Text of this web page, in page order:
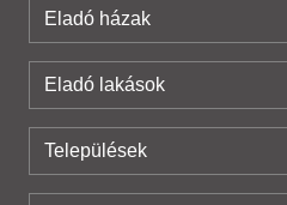
Eladó házak
Eladó lakások
Települések